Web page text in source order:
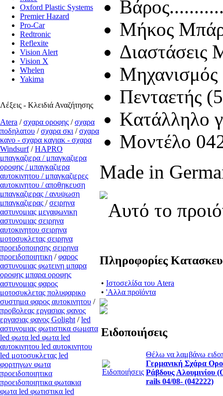
Oxford Plastic Systems
Premier Hazard
Pro-Car
Redtronic
Reflexite
Vision Alert
Vision X
Whelen
Yakima
Λέξεις - Κλειδιά Αναζήτησης
Atera /σχαρα οροφης /σχαρα
ποδηλατου /σχαρα σκι /σχαρα
κανο - σχαρα καγιακ - σχαρα
Windsurf/ΗΑPRO
μπαγκαζιερα / μπαγκαζιερα
οροφης / μπαγκαζιερα
αυτοκινητου / μπαγκαζιερες
αυτοκινητου / αποθηκευση
μπαγκαζιερας / ανυψωση
μπαγκαζιερας /σειρηνα
αστυνομιας μεγαφωνικη
αστυνομιας σειρηνα
αυτοκινητου σειρηνα
μοτοσυκλετας σειρηνα
προειδοποιησης σειρηνα
προειδοποιητικη /φαρος
αστυνομιας φωτεινη μπαρα
οροφης μπαρα οροφης
αστυνομιας φαρος
μοτοσυκλετας πολυφαρικο
συστημα φαρος αυτοκινητου /
προβολεας εργασιας φανος
εργασιας φανος Golight /led
αστυνομιας φωτιστικα σωματα
led φωτα led φωτα led
αυτοκινητου led αυτοκινητου
led μοτοσυκλετας led
φορτηγων φωτα
προειδοποιητικα
προειδοποιητικα φωτακια
φωτα led φωτιστικα led
Μήκος
Μηχανισμός
Πενταετής
Kατάλληλο
Μοντέλο
Made in
Αυτό το
Πληροφορίες
• Ιστοσελίδα του Atera
• 'Αλλα προϊόντα
Ειδοποιήσεις
Θέλω να λαμβάνω
Γερμανική Σχάρα
Ράβδους Αλουμινίου
rails 04/08- (042222)